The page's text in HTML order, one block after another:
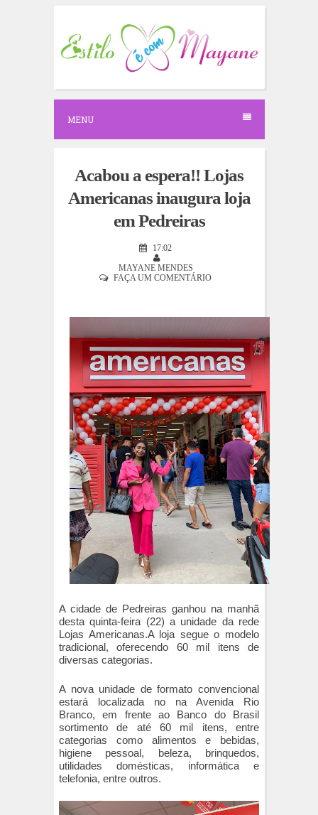
c
o
e
MENU
Acabou a espera!! Lojas
Americanas inaugura loja
em Pedreiras
17:02
MAYANE MENDES
FAÇA UM COMENTÁRIO
A cidade de Pedreiras ganhou na manhã
desta quinta-feira (22) a unidade da rede
Lojas Americanas.A loja segue o modelo
tradicional, oferecendo 60 mil itens de
diversas categorias.
A nova unidade de formato convencional
estará localizada no na Avenida Rio
Branco, em frente ao Banco do Brasil
sortimento de até 60 mil itens, entre
categorias como alimentos e bebidas,
higiene pessoal, beleza, brinquedos,
utilidades domésticas, informática e
telefonia, entre outros.